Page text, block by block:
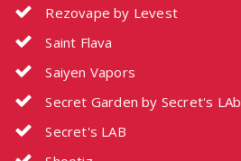
Rezovape by Levest
Saint Flava
Saiyen Vapors
Secret Garden by Secret's LAb
Secret's LAB